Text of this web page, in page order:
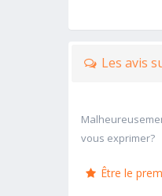
Les avis
vous exprimer?
Être le